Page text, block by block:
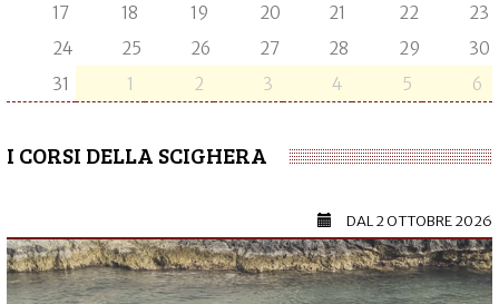
17
18 19 20 21 22
23
24
25 26 27 28 29
30
31
1 2 3 4 5 6
I CORSI DELLA SCIGHERA
DAL2 OTTOBRE 2026